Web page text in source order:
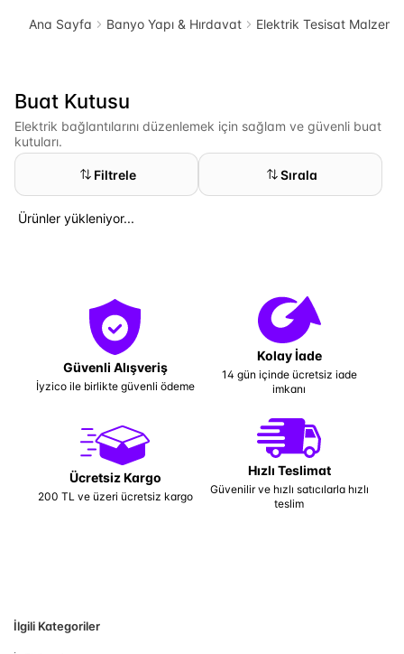
Ana Sayfa Banyo Yapı & Hırdavat Elektrik Tesisat
Buat Kutusu
Elektrik bağlantılarını düzenlemek için sağlam ve güvenli buat
kutuları.
Filtrele Sırala
Ürünler yükleniyor...
Güvenli Alışveriş
İyzico ile birlikte güvenli ödeme
Kolay İade
14 gün içinde ücretsiz iade
imkanı
Ücretsiz Kargo
200 TL ve üzeri ücretsiz kargo
Hızlı Teslimat
Güvenilir ve hızlı satıcılarla hızlı
teslim
İlgili Kategoriler